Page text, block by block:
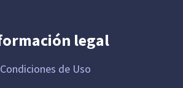
legal
Condiciones de Uso